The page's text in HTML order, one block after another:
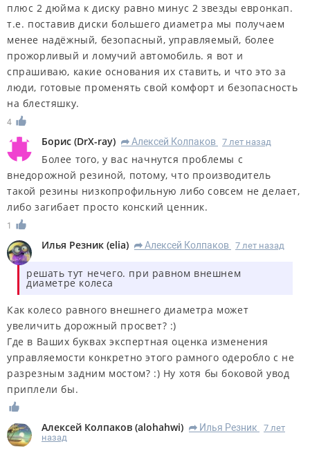
плюс 2 дюйма к диску равно минус 2 звезды евронкап.
т.е. поставив диски большего диаметра мы получаем
менее надёжный, безопасный, управляемый, более
прожорливый и ломучий автомобиль. я вот и
спрашиваю, какие основания их ставить, и что это за
люди, готовые променять свой комфорт и безопасность
на блестяшку.
4
Борис (DrX-ray) R Алексей Колпаков 7 лет назад
Более того, у вас начнутся проблемы с
внедорожной резиной, потому, что производитель
такой резины низкопрофильную либо совсем не делает,
либо загибает просто конский ценник.
1
Илья Резник (elia) R Алексей Колпаков 7 лет назад
решать тут нечего. при равном внешнем
диаметре колеса
Как колесо равного внешнего диаметра может
увеличить дорожный просвет? :)
Где в Ваших буквах экспертная оценка изменения
управляемости конкретно этого рамного одеробло с не
разрезным задним мостом? :) Ну хотя бы боковой увод
приплели бы.
Алексей Колпаков (alohahwi) R Илья Резник
7 лет
назад